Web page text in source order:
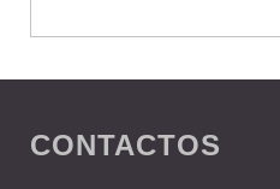
CONTACTOS